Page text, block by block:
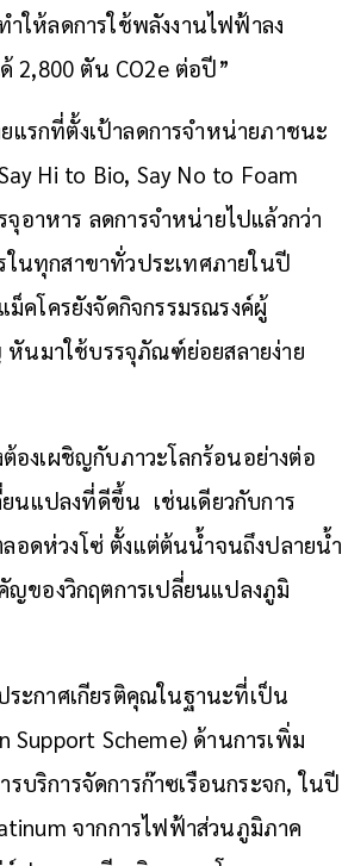
ให้ลดการใช้พลังงานไฟฟ้าลง
2,800 ตัน CO2e ต่อปี”
แรกที่ตั้งเป้าลดการจำหน่ายภาชนะ
Hi to Bio, Say No to Foam
าหาร ลดการจำหน่ายไปแล้วกว่า
ในทุกสาขาทั่วประเทศภายในปี
คโครยังจัดกิจกรรมรณรงค์ผู้
นมาใช้บรรจุภัณฑ์ย่อยสลายง่าย
องเผชิญกับภาวะโลกร้อนอย่างต่อ
นแปลงที่ดีขึ้น เช่นเดียวกับการ
อดห่วงโซ่ ตั้งแต่ต้นน้ำจนถึงปลายน้ำ
ของวิกฤตการเปลี่ยนแปลงภูมิ
ระกาศเกียรติคุณในฐานะที่เป็น
Support Scheme) ด้านการเพิ่ม
บริการจัดการก๊าซเรือนกระจก, ในปี
จากการไฟฟ้าส่วนภูมิภาค